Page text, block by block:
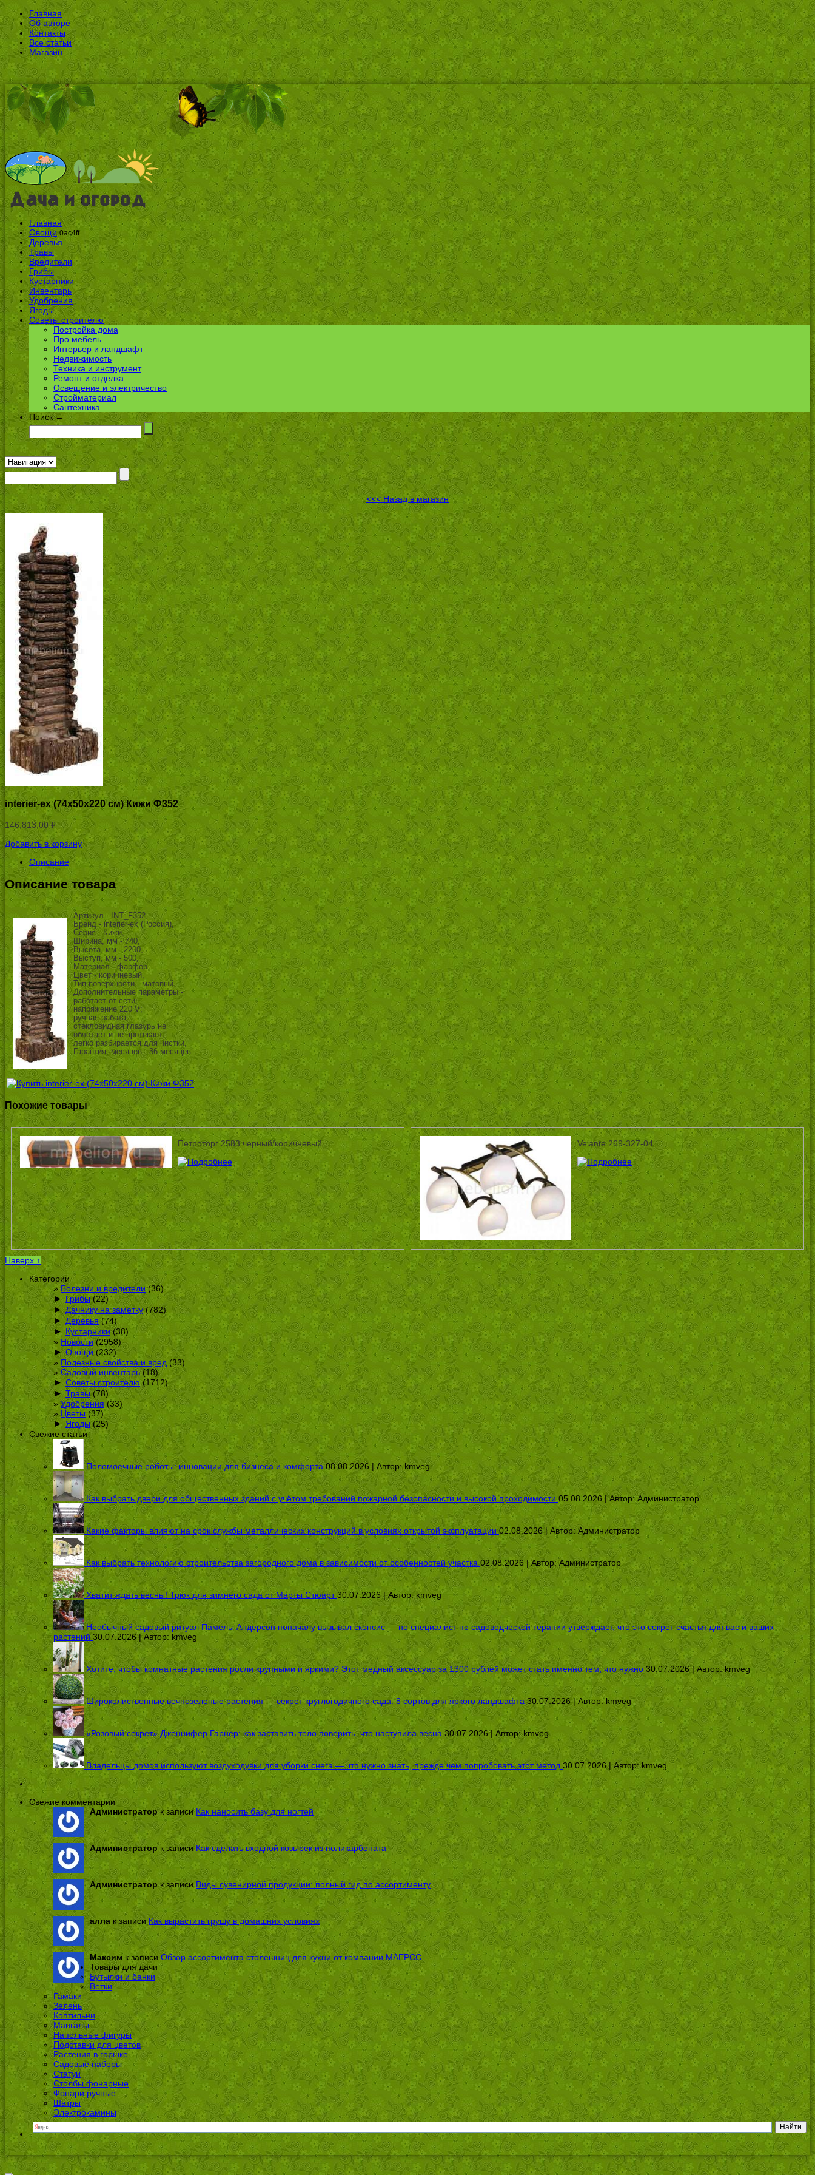
Главная
Об авторе
Контакты
Все статьи
Магазин
Главная
Овощи 0ac4ff
Деревья
Травы
Вредители
Грибы
Кустарники
Инвентарь
Удобрения
Ягоды
Советы строителю
Постройка дома
Про мебель
Интерьер и ландшафт
Недвижимость
Техника и инструмент
Ремонт и отделка
Освещение и электричество
Стройматериал
Сантехника
Поиск →
<<< Назад в магазин
interier-ex (74х50х220 см) Кижи Ф352
146,813.00Р
УБ.
Добавить в корзину
Описание
Описание товара
Артикул - INT_F352,
Бренд - interier-ex (Россия),
Серия - Кижи,
Ширина, мм - 740,
Высота, мм - 2200,
Выступ, мм - 500,
Материал - фарфор,
Цвет - коричневый,
Тип поверхности - матовый,
Дополнительные параметры -
работает от сети;
напряжение 220 V;
ручная работа;
стекловидная глазурь не
облетает и не протекает;
легко разбирается для чистки,
Гарантия, месяцев - 36 месяцев
Похожие товары
Петроторг 2583 черный/коричневый Velante 269-327-04
Наверх ↑
Категории
Болезни и вредители(36)
► Грибы(22)
► Дачнику на заметку(782)
► Деревья (74)
► Кустарники(38)
Новости(2958)
► Овощи (232)
Полезные свойства и вред (33)
Садовый инвентарь(18)
► Советы строителю(1712)
► Травы(78)
Удобрения (33)
Цветы (37)
► Ягоды(25)
Свежие статьи
Поломоечные роботы: инновации для бизнеса и комфорта 08.08.2026 | Автор: kmveg
Как выбрать двери для общественных зданий с учётом требований пожарной безопасности и высокой проходимости 05.08.2026 | Автор:Администратор
Какие факторы влияют на срок службы металлических конструкций в условиях открытой эксплуатации 02.08.2026 | Автор:Администратор
Как выбрать технологию строительства загородного дома в зависимости от особенностей участка 02.08.2026 | Автор:Администратор
Хватит ждать весны! Трюк для зимнего сада от Марты Стюарт 30.07.2026 | Автор:kmveg
Необычный садовый ритуал Памелы Андерсон поначалу вызывал скепсис — но специалист по садоводческой терапии утверждает, что это секрет счастья для вас и ваших
растений 30.07.2026 | Автор: kmveg
Хотите, чтобы комнатные растения росли крупными и яркими? Этот медный аксессуар за 1300 рублей может стать именно тем, что нужно 30.07.2026 | Автор:kmveg
Широколиственные вечнозеленые растения — секрет круглогодичного сада: 8 сортов для яркого ландшафта 30.07.2026 | Автор:kmveg
«Розовый секрет» Дженнифер Гарнер: как заставить тело поверить, что наступила весна 30.07.2026 | Автор:kmveg
Владельцы домов используют воздуходувки для уборки снега — что нужно знать, прежде чем попробовать этот метод 30.07.2026 | Автор:kmveg
Свежие комментарии
Администраторк записиКак наносить базу для ногтей
Администраторк записиКак сделать входной козырек из поликарбоната
Администраторк записиВиды сувенирной продукции: полный гид по ассортименту
алла к записиКак вырастить грушу в домашних условиях
Максимк записи Обзор ассортимента столешниц для кухни от компании МАЕРСС
Товары для дачи
Бутылки и банки
Ветки
Гамаки
Зелень
Коптильни
Мангалы
Напольные фигуры
Подставки для цветов
Растения в горшке
Садовые наборы
Статуи
Столбы фонарные
Фонари ручные
Шатры
Электрокамины